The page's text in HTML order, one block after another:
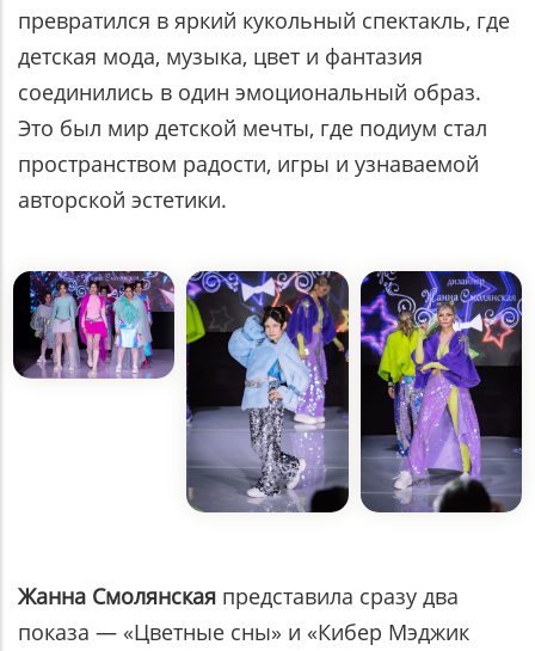
превратился в яркий кукольный спектакль, где
детская мода, музыка, цвет и фантазия
соединились в один эмоциональный образ.
Это был мир детской мечты, где подиум стал
пространством радости, игры и узнаваемой
авторской эстетики.
Жанна Смолянская представила сразу два
показа — «Цветные сны» и «Кибер Мэджик